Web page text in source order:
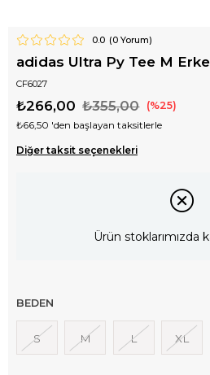
0.0 (0Yorum)
adidas Ultra Py Tee M
CF6027
₺355,00
₺266,00 25
₺66,50 'den başlayan taksitlerle
Diğer taksit seçenekleri
Ürün stoklarımızda
BEDEN
S M L XL